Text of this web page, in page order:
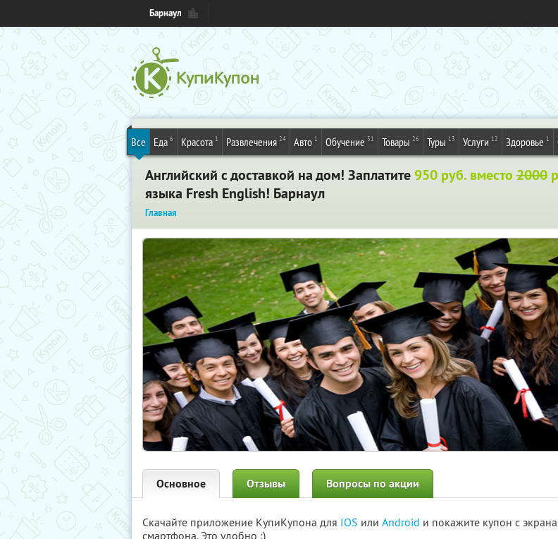
Барнаул
Все Еда 6 Красота 1 Развлечения 24 Авто 1 Обучение 31 Товары 26 Туры 13 Услуги 12 Здоровье 1
Английский с доставкой на дом! Заплатите 950 руб. вместо 2000
языка Fresh English! Барнаул
Главная
Основное Отзывы Вопросы по акции
Скачайте приложение КупиКупона для IOS или Android и покажите купон с экрана
смартфона. Это удобно :)